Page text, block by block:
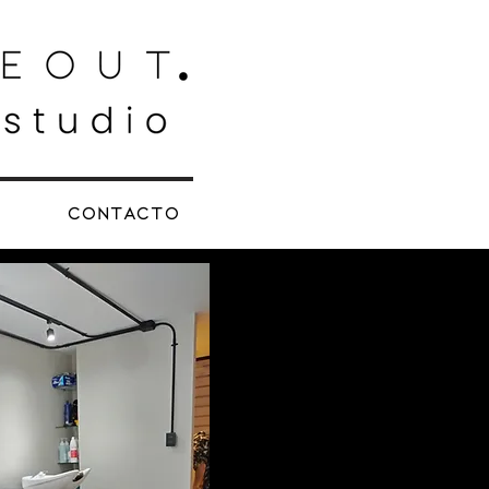
Contacto